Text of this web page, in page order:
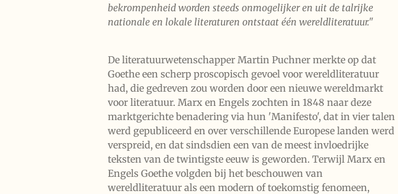
bekrompenheid worden steeds onmogelijker en uit de talrijke
nationale en lokale literaturen ontstaat één wereldliteratuur."
De literatuurwetenschapper Martin Puchner merkte op dat
Goethe een scherp proscopisch gevoel voor wereldliteratuur
had, die gedreven zou worden door een nieuwe wereldmarkt
voor literatuur. Marx en Engels zochten in 1848 naar deze
marktgerichte benadering via hun 'Manifesto', dat in vier talen
werd gepubliceerd en over verschillende Europese landen werd
verspreid, en dat sindsdien een van de meest invloedrijke
teksten van de twintigste eeuw is geworden. Terwijl Marx en
Engels Goethe volgden bij het beschouwen van
wereldliteratuur als een modern of toekomstig fenomeen,